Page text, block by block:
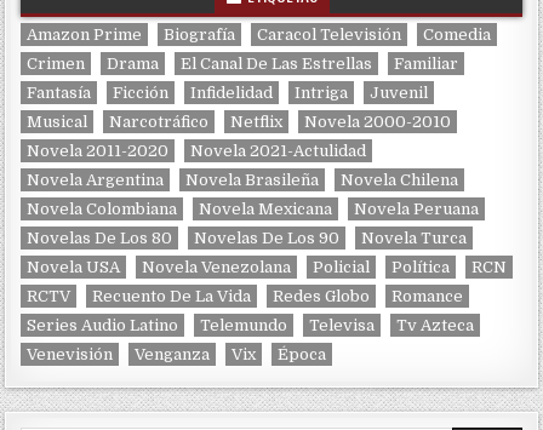
Amazon Prime Biografía Caracol Televisión
Comedia
Crimen
Drama El Canal De Las Estrellas
Familiar
Fantasía
Ficción Infidelidad Intriga
Juvenil
Musical
Narcotráfico Netflix
Novela 2000-2010
Novela 2011-2020
Novela 2021-Actulidad
Novela Argentina
Novela Brasileña
Novela Chilena
Novela Colombiana
Novela Mexicana
Novela Peruana
Novelas De Los 80
Novelas De Los 90
Novela Turca
Novela USA
Novela Venezolana Policial Política
RCN
RCTV
Recuento De La Vida Redes Globo
Romance
Series Audio Latino
Telemundo Televisa
Tv Azteca
Venevisión
Venganza Vix Época